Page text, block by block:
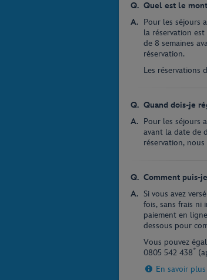
Quel est le
Pour les séjours
la réservation est
de 8 semaines
réservation.
Les réservations
Quand dois-je
Pour les séjours
avant la date de
réservation,
Comment puis-
Si vous avez
fois, sans frais ni
paiement en
dessous pour
Vous pouvez
0805 542 438*
En savoir plus